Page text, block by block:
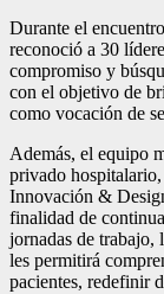
Durante el
reconoció a 30
compromiso y
con el objetivo de
como vocación de
Además, el equipo
privado
Innovación &
finalidad de
jornadas de trabajo,
les permitirá
pacientes, redefinir